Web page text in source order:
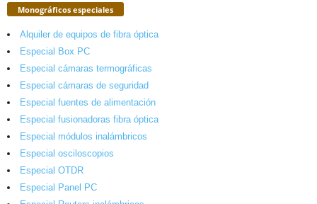
Monográficos especiales
Alquiler de equipos de fibra óptica
Especial Box PC
Especial cámaras termográficas
Especial cámaras de seguridad
Especial fuentes de alimentación
Especial fusionadoras fibra óptica
Especial módulos inalámbricos
Especial osciloscopios
Especial OTDR
Especial Panel PC